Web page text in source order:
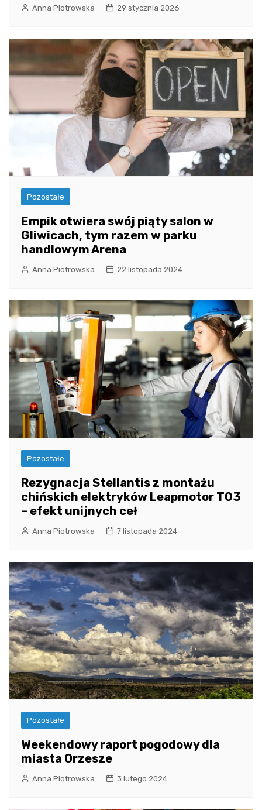
Anna Piotrowska 29 stycznia 2026
Pozostałe
Empik otwiera swój piąty salon w
Gliwicach, tym razem w parku
handlowym Arena
Anna Piotrowska 22 listopada 2024
Pozostałe
Rezygnacja Stellantis z montażu
chińskich elektryków Leapmotor T03
– efekt unijnych ceł
Anna Piotrowska 7 listopada 2024
Pozostałe
Weekendowy raport pogodowy dla
miasta Orzesze
Anna Piotrowska 3 lutego 2024